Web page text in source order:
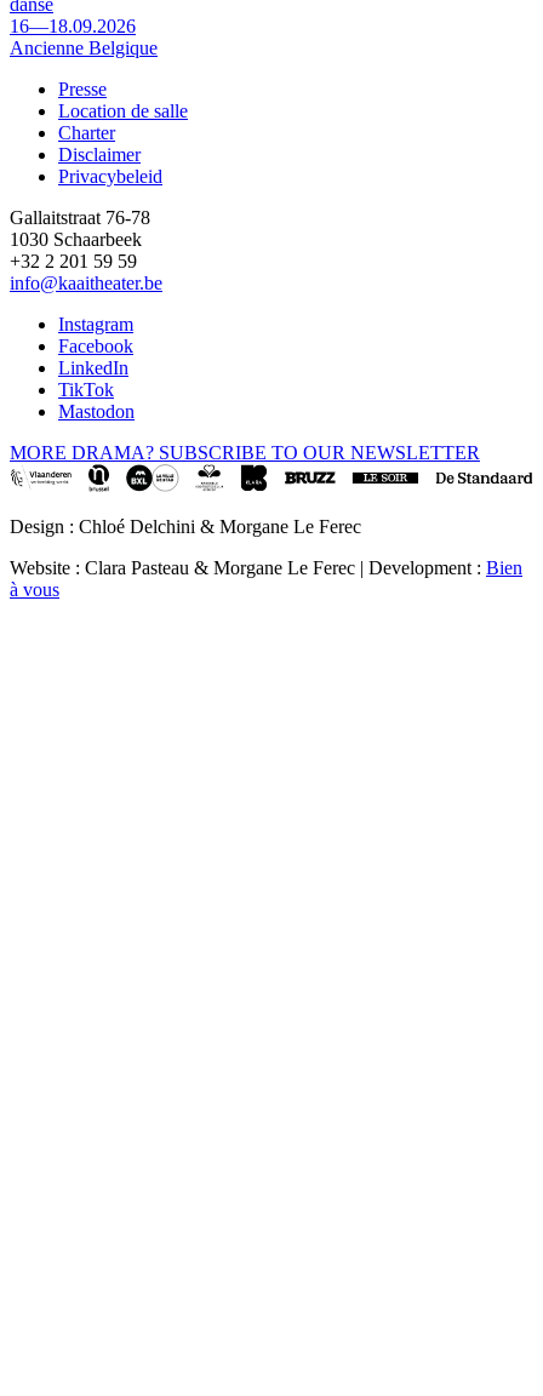
16—18.09.2026
Ancienne Belgique
Footer
Presse
Location de salle
Charter
Disclaimer
Privacybeleid
Gallaitstraat 76-78
1030 Schaarbeek
+32 2 201 59 59
info@kaaitheater.be
Instagram
Facebook
LinkedIn
TikTok
Mastodon
MORE DRAMA? SUBSCRIBE TO OUR NEWSLETTER
Design : Chloé Delchini & Morgane Le Ferec
Website : Clara Pasteau & Morgane Le Ferec | Development : Bien
à vous